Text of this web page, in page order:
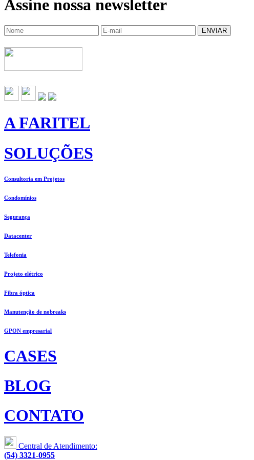
Assine nossa newsletter
ENVIAR
A FARITEL
SOLUÇÕES
Consultoria em Projetos
Condomínios
Segurança
Datacenter
Telefonia
Projeto elétrico
Fibra óptica
Manutenção de nobreaks
GPON empresarial
CASES
BLOG
CONTATO
Central de Atendimento:
(54) 3321-0955